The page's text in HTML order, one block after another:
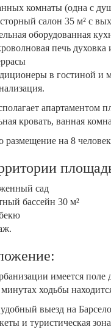
комнаты (одна с
салон 35 м² c
оборудованная
печь духовка
в гостиной и
апартаментом
кровать, ванная
размещение на 8
сад
бассейн 30 м²
имеется поле
ходьбы
выезд на
и туристическая